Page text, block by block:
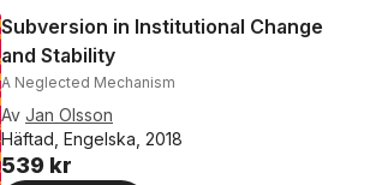
Subversion in Institutional Change
and Stability
A Neglected Mechanism
Av Jan Olsson
Häftad, Engelska, 2018
539 kr